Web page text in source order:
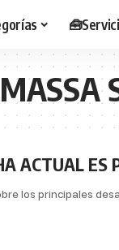
ACTUAL ES
los principales